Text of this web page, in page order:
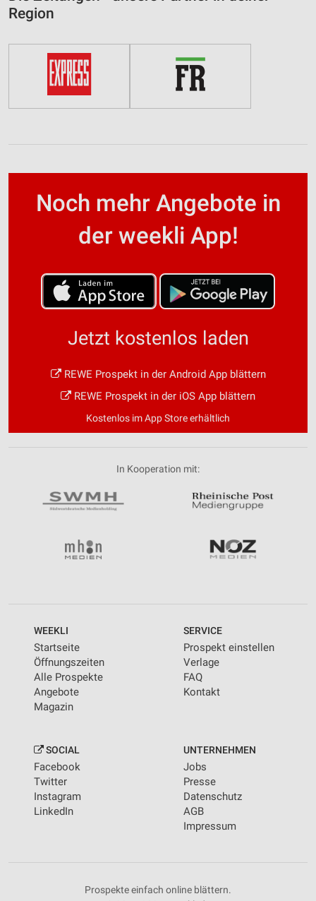
Region
Noch mehr Angebote in
der weekli App!
Jetzt kostenlos laden
REWE Prospekt in der Android App blättern
REWE Prospekt in der iOS App blättern
Kostenlos im App Store erhältlich
In Kooperation mit:
WEEKLI
Startseite
Öffnungszeiten
Alle Prospekte
Angebote
Magazin
SERVICE
Prospekt einstellen
Verlage
FAQ
Kontakt
SOCIAL
Facebook
Twitter
Instagram
LinkedIn
UNTERNEHMEN
Jobs
Presse
Datenschutz
AGB
Impressum
Prospekte einfach online blättern.